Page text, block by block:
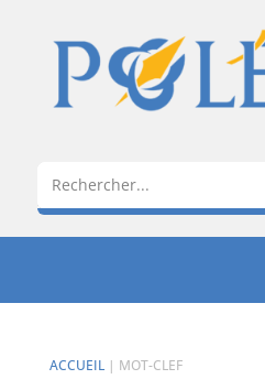
ACCUEIL| MOT-CLEF